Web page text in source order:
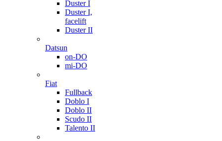
Duster I
Duster I,
facelift
Duster II
Datsun
on-DO
mi-DO
Fiat
Fullback
Doblo I
Doblo II
Scudo II
Talento II